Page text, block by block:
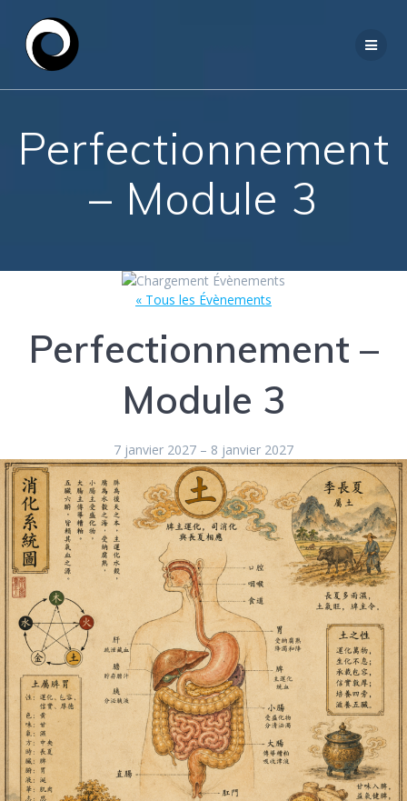
Perfectionnement
– Module 3
« Tous les Évènements
Perfectionnement –
Module 3
7 janvier 2027 – 8 janvier 2027